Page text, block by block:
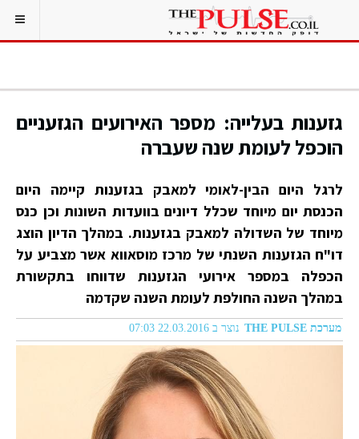
גזענות בעלייה: מספר האירועים הגזעניים
הוכפל לעומת שנה שעברה
לרגל היום הבין-לאומי למאבק בגזענות קיימה היום
הכנסת יום מיוחד שכלל דיונים בוועדות השונות וכן כנס
מיוחד של השדולה למאבק בגזענות. במהלך הדיון הוצג
דו"ח הגזענות השנתי של מרכז מוסאווא אשר מצביע על
הכפלה במספר אירועי הגזענות שדווחו בתקשורת
במהלך השנה החולפת לעומת השנה שקדמה
מערכת THE PULSE נוצר ב 22.03.2016 07:03